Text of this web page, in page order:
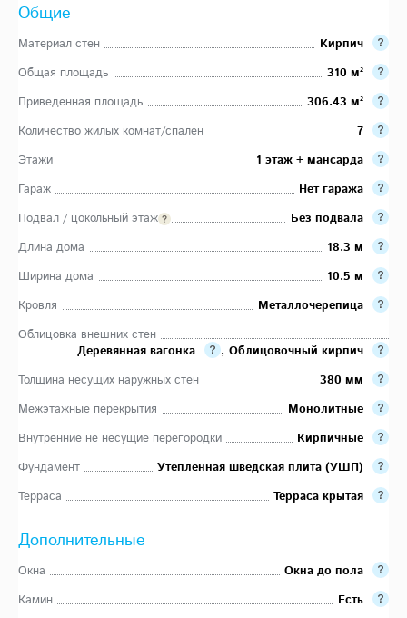
Общие
Материал стен
Кирпич
Общая площадь
310 м²
Приведенная площадь
306.43 м²
Количество жилых комнат/спален
7
Этажи
1 этаж + мансарда
Гараж
Нет гаража
Подвал / цокольный этаж
Без подвала
Длина дома
18.3 м
Ширина дома
10.5 м
Кровля
Металлочерепица
Облицовка внешних стен
Деревянная вагонка
, Облицовочный кирпич
Толщина несущих наружных стен
380 мм
Межэтажные перекрытия
Монолитные
Внутренние не несущие перегородки
Кирпичные
Фундамент
Утепленная шведская плита (УШП)
Терраса
Терраса крытая
Дополнительные
Окна
Окна до пола
Камин
Есть